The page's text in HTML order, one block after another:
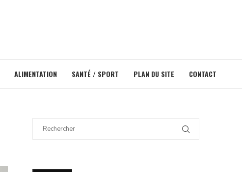
ALIMENTATION SANTÉ / SPORT PLAN DU SITE CONTACT